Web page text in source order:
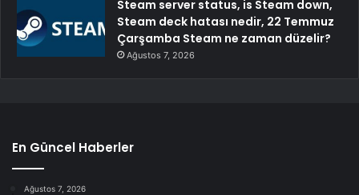
Steam server status, is Steam down,
Steam deck hatası nedir, 22 Temmuz
Çarşamba Steam ne zaman düzelir?
Ağustos 7, 2026
En Güncel Haberler
Ağustos 7, 2026